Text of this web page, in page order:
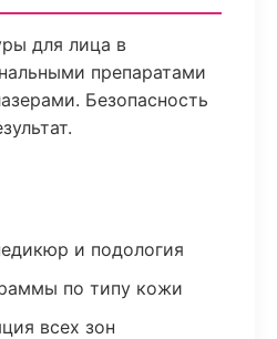
для лица в
препаратами
Безопасность
и подология
по типу кожи
всех зон